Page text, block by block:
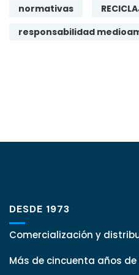
normativas
responsabilidad
DESDE 1973
Comercialización y
Más de cincuenta años